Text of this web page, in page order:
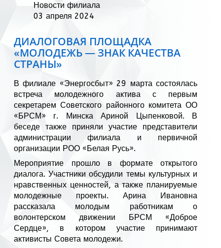
Новости филиала
03 апреля 2024
ДИАЛОГОВАЯ ПЛОЩАДКА
«МОЛОДЕЖЬ — ЗНАК КАЧЕСТВА
СТРАНЫ»
В филиале «Энергосбыт» 29 марта состоялась
встреча молодежного актива с первым
секретарем Советского районного комитета ОО
«БРСМ» г. Минска Ариной Цыпенковой. В
беседе также приняли участие представители
администрации филиала и первичной
организации РОО «Белая Русь».
Мероприятие прошло в формате открытого
диалога. Участники обсудили темы культурных и
нравственных ценностей, а также планируемые
молодежные проекты. Арина Ивановна
рассказала молодым работникам о
волонтерском движении БРСМ «Доброе
Сердце», в котором участие принимают
активисты Совета молодежи.